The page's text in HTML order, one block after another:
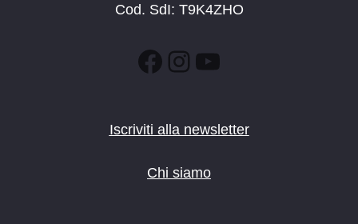
Cod. SdI: T9K4ZHO
Facebook
Instagram
YouTube
Iscriviti alla newsletter
Chi siamo